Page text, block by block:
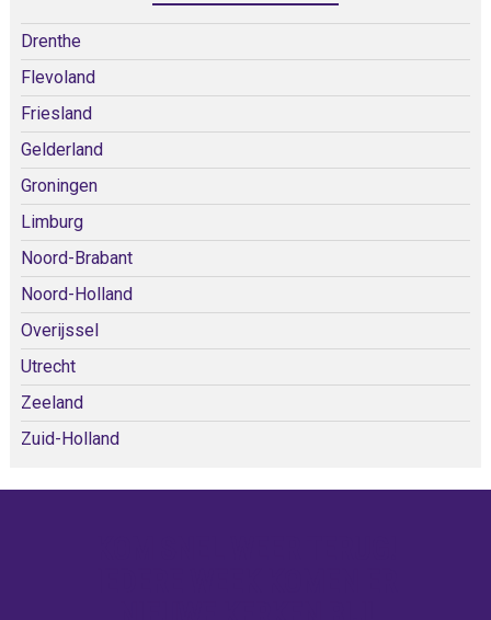
Drenthe
Flevoland
Friesland
Gelderland
Groningen
Limburg
Noord-Brabant
Noord-Holland
Overijssel
Utrecht
Zeeland
Zuid-Holland